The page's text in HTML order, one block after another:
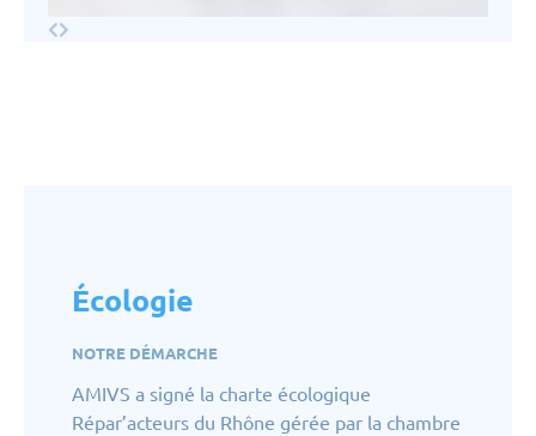
Écologie
NOTRE DÉMARCHE
AMIVS a signé la charte écologique
Répar’acteurs du Rhône gérée par la chambre